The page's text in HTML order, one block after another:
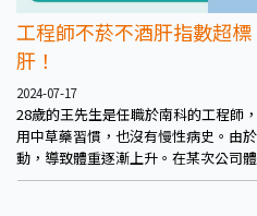
工程師不菸不酒肝指數超
肝！
2024-07-17
28歲的王先生是任職於南科的工程師
用中草藥習慣，也沒有慢性病史。由
動，導致體重逐漸上升。在某次公司
（AST/ALT：69/86），超音波檢查顯